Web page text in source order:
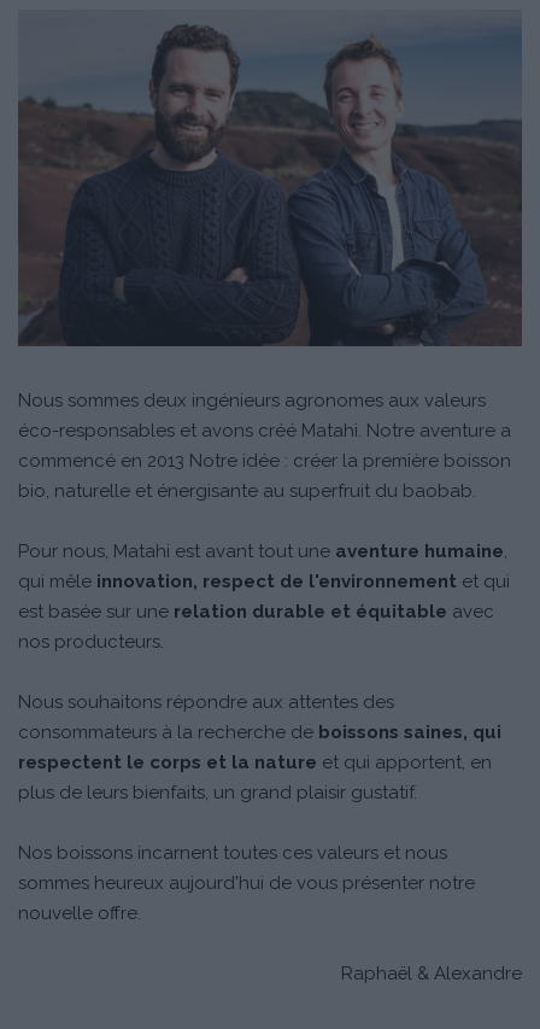
Nous sommes deux ingénieurs agronomes aux valeurs
éco-responsables et avons créé Matahi. Notre aventure a
commencé en 2013 Notre idée : créer la première boisson
bio, naturelle et énergisante au superfruit du baobab.
Pour nous, Matahi est avant tout une aventure humaine,
qui mêle innovation, respect de l'environnement et qui
est basée sur une relation durable et équitable avec
nos producteurs.
Nous souhaitons répondre aux attentes des
consommateurs à la recherche de boissons saines, qui
respectent le corps et la nature et qui apportent, en
plus de leurs bienfaits, un grand plaisir gustatif.
Nos boissons incarnent toutes ces valeurs et nous
sommes heureux aujourd'hui de vous présenter notre
nouvelle offre.
Raphaël & Alexandre